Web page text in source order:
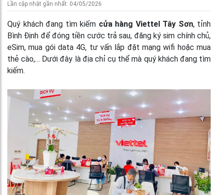
Lần cập nhật gần nhất: 04/05/2026
Quý khách đang tìm kiếm cửa hàng Viettel Tây Sơn, tỉnh
Bình Định để đóng tiền cước trả sau, đăng ký sim chính chủ,
eSim, mua gói data 4G, tư vấn lắp đặt mạng wifi hoặc mua
thẻ cào,… Dưới đây là địa chỉ cụ thể mà quý khách đang tìm
kiếm.